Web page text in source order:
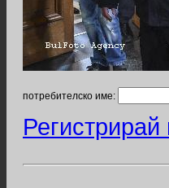
потребителско име:
Регистрирай